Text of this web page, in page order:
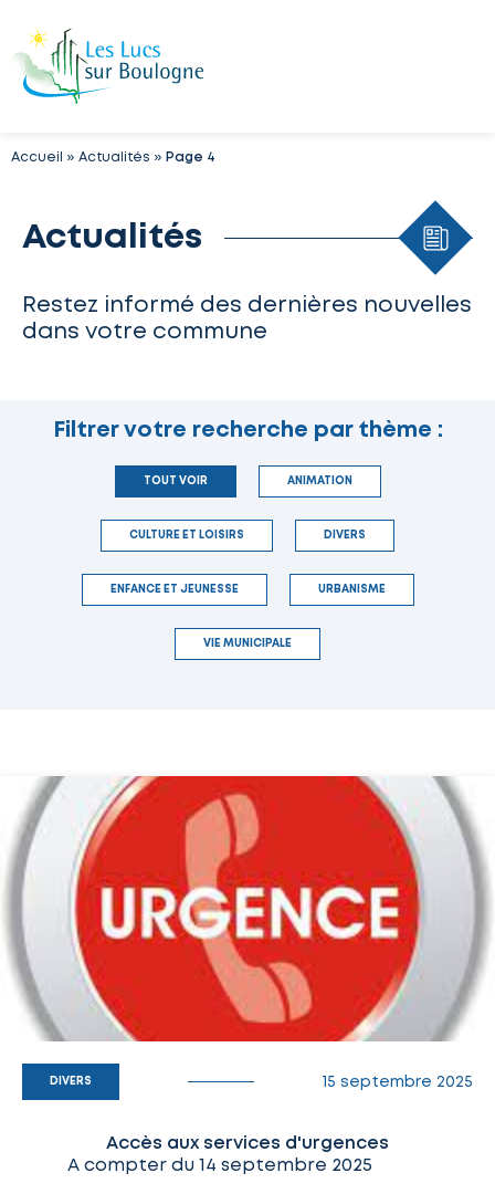
Accueil » Actualités » Page 4
Actualités
Restez informé des dernières nouvelles
dans votre commune
Filtrer votre recherche par thème :
TOUT VOIR ANIMATION
CULTURE ET LOISIRS DIVERS
ENFANCE ET JEUNESSE URBANISME
VIE MUNICIPALE
DIVERS 15 septembre 2025
Accès aux services d'urgences
A compter du 14 septembre 2025